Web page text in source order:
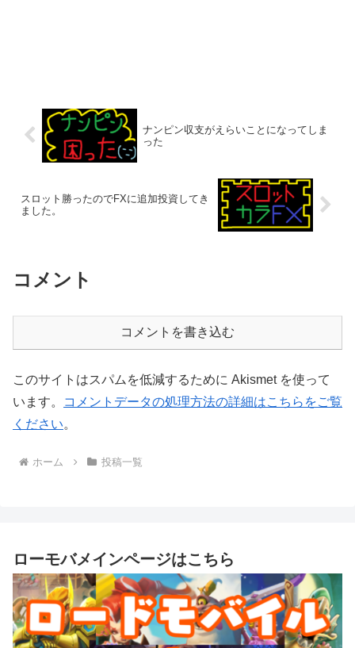
ナンピン収支がえらいことになってしま
った
スロット勝ったのでFXに追加投資してき
ました。
コメント
コメントを書き込む
このサイトはスパムを低減するために Akismet を使って
います。
コメントデータの処理方法の詳細はこちらをご覧
ください。
ホーム 投稿一覧
ローモバメインページはこちら